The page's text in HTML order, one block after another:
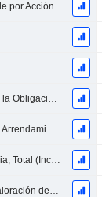
por Acción
Deuda Equivalente de la Obligación de Prestación Proyectada No Financiada
Deuda Equivalente de Arrendamientos Operativos
Participación Minoritaria, Total (Incl. Div. Fin)
Código de Cuenta - Valoración de Inventario